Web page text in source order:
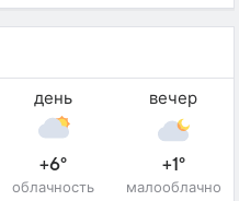
день
+6°
облачность
вечер
+1°
малооблачно